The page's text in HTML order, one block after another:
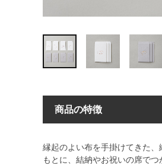
商品の特徴
縁起のよい布を手掛けてきた
もとに、結納やお祝いの席で